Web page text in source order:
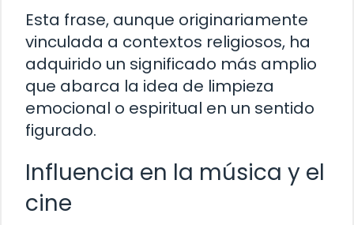
Esta frase, aunque originariamente
vinculada a contextos religiosos, ha
adquirido un significado más amplio
que abarca la idea de limpieza
emocional o espiritual en un sentido
figurado.
Influencia en la música y el
cine